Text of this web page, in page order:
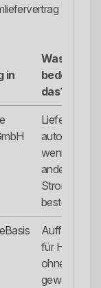
in
Was
bedeutet
das?
Liefert Strom
automatisch,
wenn kein
anderer
Stromvertrag
besteht.
Auffangtarif
für
ohne aktiv
gewählten